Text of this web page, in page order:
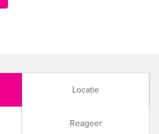
Locatie
Reageer